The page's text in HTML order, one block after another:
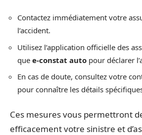
Contactez immédiatement votre
l’accident.
Utilisez l’application officielle des
que e-constat auto pour déclarer
En cas de doute, consultez votre
pour connaître les détails
Ces mesures vous permettront
efficacement votre sinistre et